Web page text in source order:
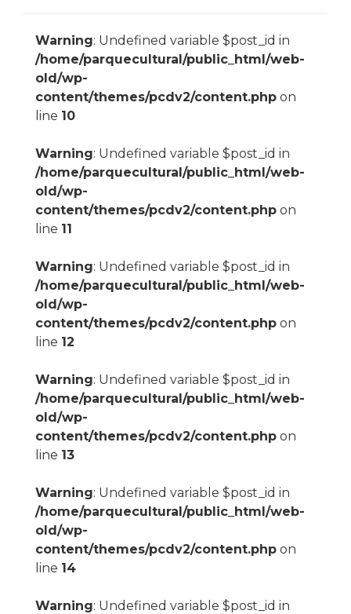
Warning: Undefined variable $post_id in
/home/parquecultural/public_html/web-
old/wp-
content/themes/pcdv2/content.phpon
line 10
Warning: Undefined variable $post_id in
/home/parquecultural/public_html/web-
old/wp-
content/themes/pcdv2/content.phpon
line 11
Warning: Undefined variable $post_id in
/home/parquecultural/public_html/web-
old/wp-
content/themes/pcdv2/content.phpon
line 12
Warning: Undefined variable $post_id in
/home/parquecultural/public_html/web-
old/wp-
content/themes/pcdv2/content.phpon
line 13
Warning: Undefined variable $post_id in
/home/parquecultural/public_html/web-
old/wp-
content/themes/pcdv2/content.phpon
line 14
Warning: Undefined variable $post_id in